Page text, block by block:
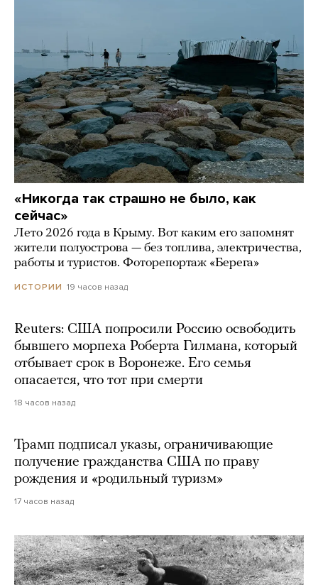
«Никогда так страшно не было, как
сейчас»
Лето 2026 года в Крыму. Вот каким его запомнят
жители полуострова — без топлива, электричества,
работы и туристов. Фоторепортаж «Берега»
ИСТОРИИ 19 часов назад
Reuters: США попросили Россию освободить
бывшего морпеха Роберта Гилмана, который
отбывает срок в Воронеже. Его семья
опасается, что тот при смерти
18 часов назад
Трамп подписал указы, ограничивающие
получение гражданства США по праву
рождения и «родильный туризм»
17 часов назад